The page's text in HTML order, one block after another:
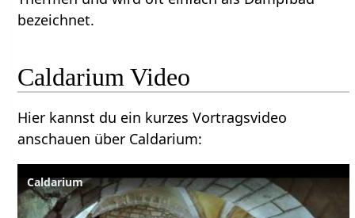
bezeichnet.
Caldarium Video
Hier kannst du ein kurzes Vortragsvideo
anschauen über Caldarium:
Caldarium